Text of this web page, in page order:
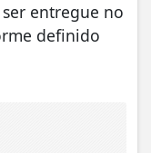
entregue no
definido